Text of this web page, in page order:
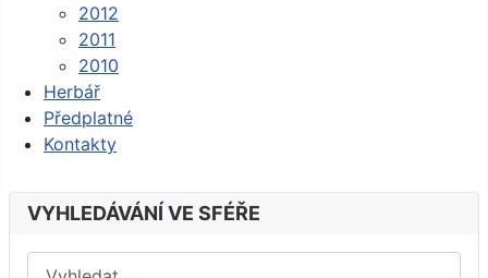
2012
2011
2010
Herbář
Předplatné
Kontakty
VYHLEDÁVÁNÍ VE SFÉŘE